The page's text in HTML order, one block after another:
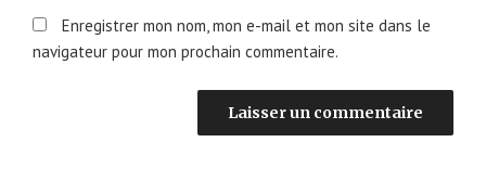
Enregistrer mon nom, mon e-mail et mon site dans le
navigateur pour mon prochain commentaire.